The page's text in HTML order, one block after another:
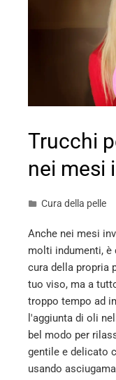
Trucchi
nei mesi
Cura della pelle
Anche nei mesi
molti indumenti, è
cura della propria
tuo viso, ma a
troppo tempo ad
l'aggiunta di oli
bel modo per
gentile e delicato
usando